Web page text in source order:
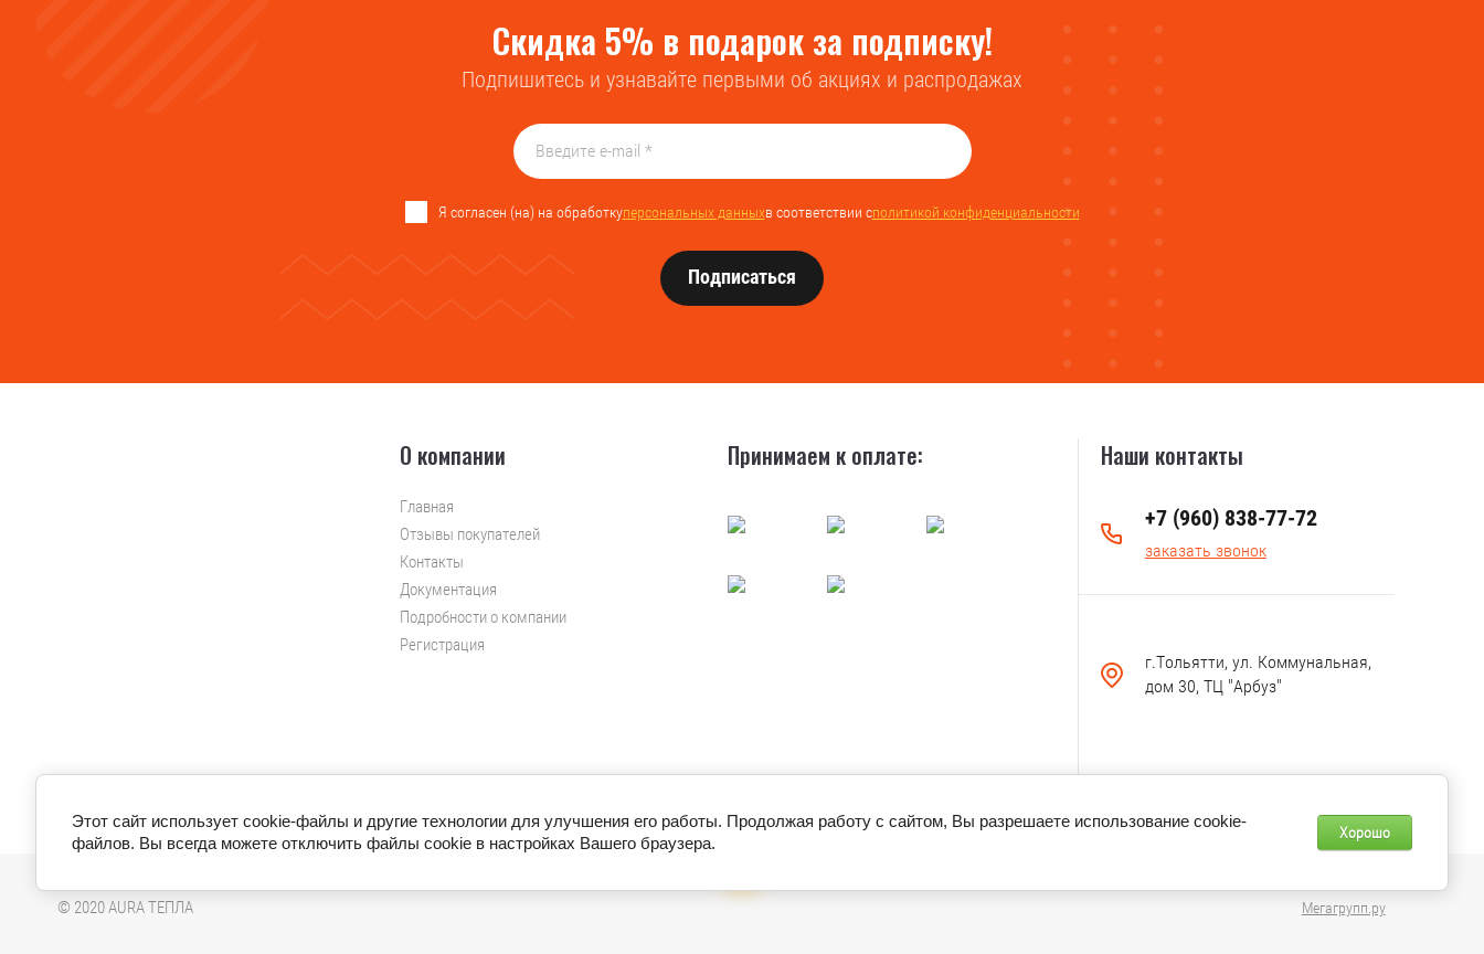
Скидка 5% в подарок за подписку!
Подпишитесь и узнавайте первыми об акциях и распродажах
Я согласен (на) на обработкуперсональных данныхв соответствии сполитикой конфиденциальности
Подписаться
О компании
Главная
Отзывы покупателей
Контакты
Документация
Подробности о компании
Регистрация
Принимаем к оплате: Наши контакты
+7 (960) 838-77-72
заказать звонок
г.Тольятти, ул. Коммунальная,
дом 30, ТЦ "Арбуз"
© 2020 AURA ТЕПЛА Мегагрупп.ру
Этот сайт использует cookie-файлы и другие технологии для улучшения его работы. Продолжая работу с сайтом, Вы разрешаете использование cookie-
файлов. Вы всегда можете отключить файлы cookie в настройках Вашего браузера.
Хорошо